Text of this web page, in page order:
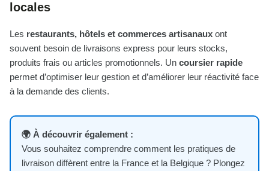
locales
Les restaurants, hôtels et commerces artisanaux ont
souvent besoin de livraisons express pour leurs stocks,
produits frais ou articles promotionnels. Un coursier rapide
permet d’optimiser leur gestion et d’améliorer leur réactivité face
à la demande des clients.
🌍 À découvrir également :
Vous souhaitez comprendre comment les pratiques de
livraison diffèrent entre la France et la Belgique ? Plongez